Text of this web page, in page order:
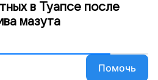
в Туапсе после
мазута
Помочь